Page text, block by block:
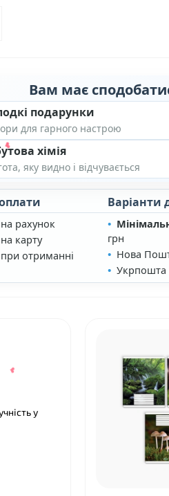
Вам має
подарунки
для гарного настрою
хімія
яку видно і відчувається
рахунок
карту
отриманні
Варіанти
грн
Нова
Укрпошта
у